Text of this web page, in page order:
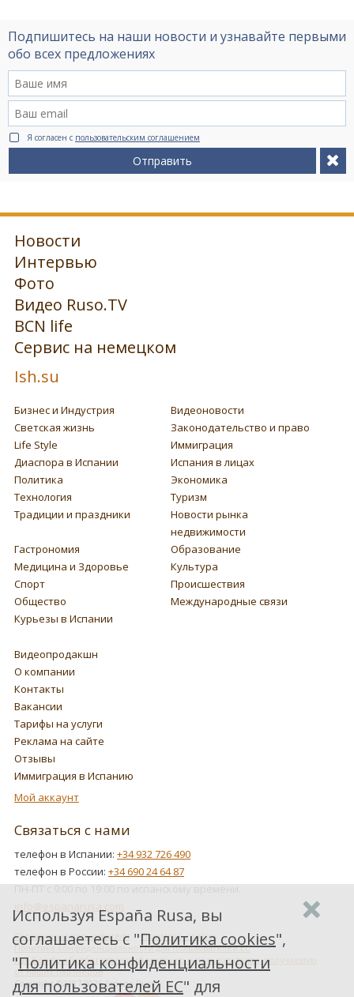
Подпишитесь на наши новости и узнавайте первыми
обо всех предложениях
Я согласен с пользовательским соглашением
Отправить
Новости
Интервью
Фото
Видео Ruso.TV
BCN life
Сервис на немецком
Ish.su
Бизнес и Индустрия
Видеоновости
Светская жизнь
Законодательство и право
Life Style
Иммиграция
Диаспора в Испании
Испания в лицах
Политика
Экономика
Технология
Туризм
Традиции и праздники
Новости рынка
недвижимости
Гастрономия
Образование
Медицина и Здоровье
Культура
Спорт
Происшествия
Общество
Международные связи
Курьезы в Испании
Видеопродакшн
О компании
Контакты
Вакансии
Тарифы на услуги
Реклама на сайте
Отзывы
Иммиграция в Испанию
Мой аккаунт
Связаться с нами
телефон в Испании: +34 932 726 490
телефон в России: +34 690 24 64 87
ПН-ПТ с 9:00 по 19:00 по испанскому времени.
info@espanarusa.com
Соглашение пользователя
Политика cookies
Политика конфиденциальности для пользователей ЕС
Как Google обрабатывает информацию о пользователях, получаемую
от наших партнеров
Copyright ©2007-2026 Espana Rusa
Используя España Rusa, вы
соглашаетесь с "Политика cookies",
"Политика конфиденциальности
для пользователей ЕС" для